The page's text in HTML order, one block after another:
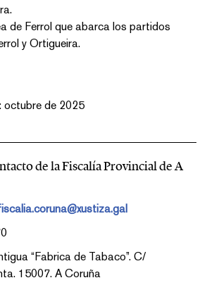
de Ferrol que abarca los partidos
y Ortigueira.
octubre de 2025
de la Fiscalía Provincial de A
“Fabrica de Tabaco”. C/
15007. A Coruña